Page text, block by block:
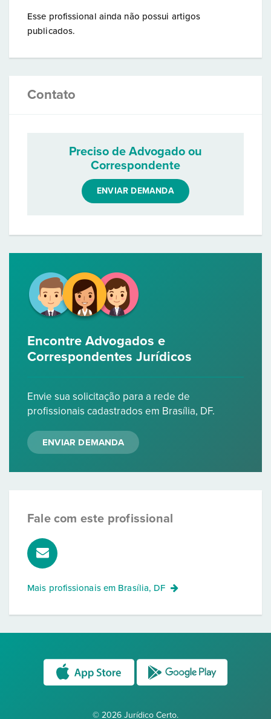
Esse profissional ainda não possui artigos
publicados.
Contato
Preciso de Advogado ou
Correspondente
ENVIAR DEMANDA
Encontre Advogados e
Correspondentes Jurídicos
Envie sua solicitação para a rede de
profissionais cadastrados em Brasília, DF.
ENVIAR DEMANDA
Fale com este profissional
Mais profissionais em Brasília, DF
© 2026 Jurídico Certo.